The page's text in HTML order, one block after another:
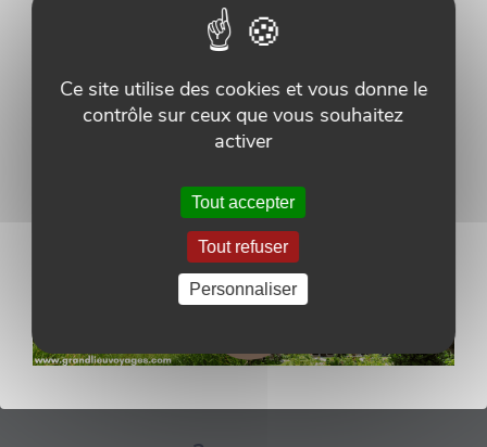
Ce site utilise des cookies et vous donne le
contrôle sur ceux que vous souhaitez
activer
Tout accepter
Tout refuser
Personnaliser